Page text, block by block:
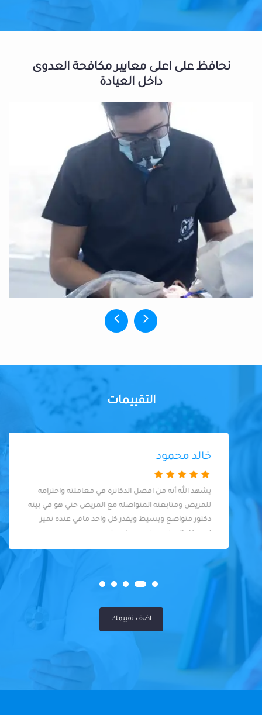
نحافظ على اعلى معايير مكافحة العدوى
داخل العيادة
التقييمات
خالد محمود
يشهد الله أنه من افضل الدكاترة في معاملته واحترامه
للمريض ومتابعته المتواصلة مع المريض حتي هو في بيته
دكتور متواضع وبسيط ويقدر كل واحد مافي عنده تميز
لحد. كل المرضى عنده سواسية
اضف تقييمك